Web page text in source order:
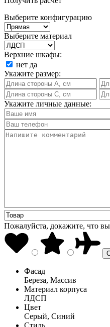
Выберите конфигурацию
Выберите материал
Верхние шкафы:
нет да
Укажите размер:
Укажите личные данные:
Пожалуйста, докажите, что
Фасад
Береза, Массив
Материал корпуса
ЛДСП
Цвет
Серый, Синий
Стиль